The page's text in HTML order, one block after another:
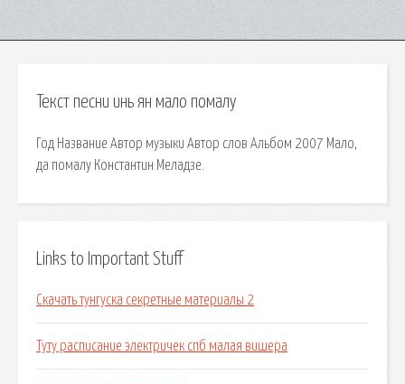
Текст песни инь ян мало помалу
Год Название Автор музыки Автор слов Альбом 2007 Мало,
да помалу Константин Меладзе.
Links to Important Stuff
Скачать тунгуска секретные материалы 2
Туту расписание электричек спб малая вишера